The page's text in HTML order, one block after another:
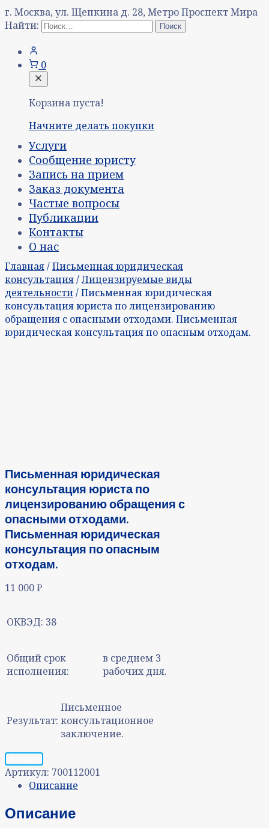
г. Москва, ул. Щепкина д. 28, Метро Проспект Мира
Найти:
0
Корзина пуста!
Начните делать покупки
Услуги
Сообщение юристу
Запись на прием
Заказ документа
Частые вопросы
Публикации
Контакты
О нас
Главная/Письменная юридическая
консультация/Лицензируемые виды
деятельности/ Письменная юридическая
консультация юриста по лицензированию
обращения с опасными отходами. Письменная
юридическая консультация по опасным отходам.
Письменная юридическая
консультация юриста по
лицензированию обращения с
опасными отходами.
Письменная юридическая
консультация по опасным
отходам.
11 000₽
ОКВЭД: 38
Общий срок
исполнения:
в среднем 3
рабочих дня.
Результат:
Письменное
консультационное
заключение.
Артикул: 700112001
Описание
Описание